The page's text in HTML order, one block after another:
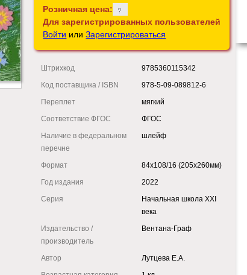
Розничная цена:
Для зарегистрированных пользователей
Войти илиЗарегистрироваться
Штрихкод
9785360115342
Код поставщика / ISBN
978-5-09-089812-6
Переплет
мягкий
Соответствие ФГОС
ФГОС
Наличие в федеральном
перечне
шлейф
Формат
84x108/16 (205x260мм)
Год издания
2022
Серия
Начальная школа XXI
века
Издательство /
производитель
Вентана-Граф
Автор
Лутцева Е.А.